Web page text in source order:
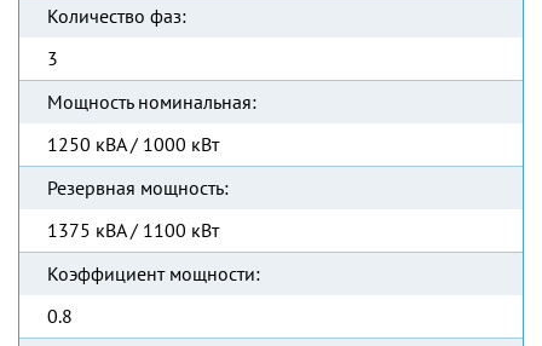
Количество фаз:
3
Мощность номинальная:
1250 кВА / 1000 кВт
Резервная мощность:
1375 кВА / 1100 кВт
Коэффициент мощности:
0.8